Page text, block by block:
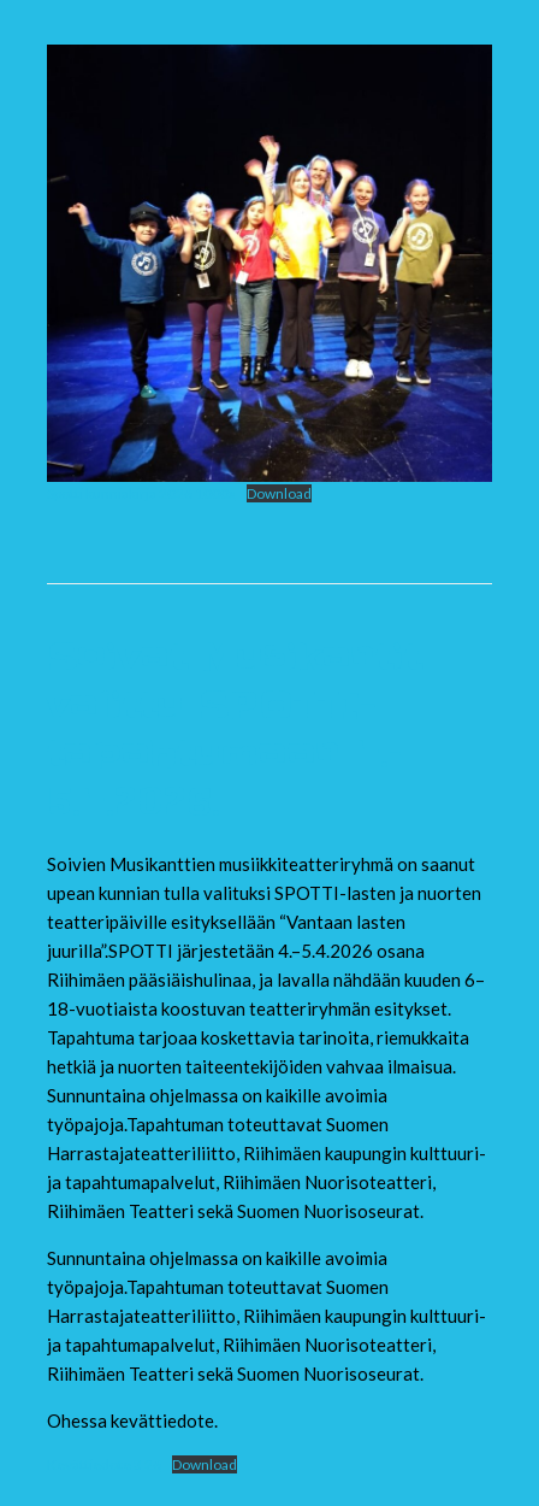
Download
Soivien Musikanttien musiikkiteatteriryhmä on saanut
upean kunnian tulla valituksi SPOTTI-lasten ja nuorten
teatteripäiville esityksellään “Vantaan lasten
juurilla”.SPOTTI järjestetään 4.–5.4.2026 osana
Riihimäen pääsiäishulinaa, ja lavalla nähdään kuuden 6–
18-vuotiaista koostuvan teatteriryhmän esitykset.
Tapahtuma tarjoaa koskettavia tarinoita, riemukkaita
hetkiä ja nuorten taiteentekijöiden vahvaa ilmaisua.
Sunnuntaina ohjelmassa on kaikille avoimia
työpajoja.Tapahtuman toteuttavat Suomen
Harrastajateatteriliitto, Riihimäen kaupungin kulttuuri-
ja tapahtumapalvelut, Riihimäen Nuorisoteatteri,
Riihimäen Teatteri sekä Suomen Nuorisoseurat.
Sunnuntaina ohjelmassa on kaikille avoimia
työpajoja.Tapahtuman toteuttavat Suomen
Harrastajateatteriliitto, Riihimäen kaupungin kulttuuri-
ja tapahtumapalvelut, Riihimäen Nuorisoteatteri,
Riihimäen Teatteri sekä Suomen Nuorisoseurat.
Ohessa kevättiedote.
Download